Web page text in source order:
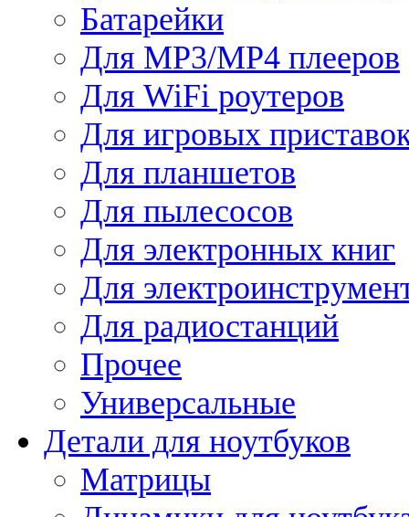
Батарейки
Для MP3/MP4 плееров
Для WiFi роутеров
Для игровых
Для планшетов
Для пылесосов
Для электронных книг
Для
Для радиостанций
Прочее
Универсальные
Детали для ноутбуков
Матрицы